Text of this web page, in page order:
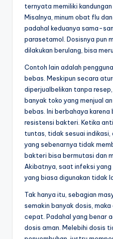
ternyata memiliki
Misalnya, minum obat flu
padahal keduanya sama-
parasetamol. Dosisnya pun
dilakukan berulang, bisa
Contoh lain adalah
bebas. Meskipun secara
diperjualbelikan tanpa
banyak toko yang menjual
bebas. Ini berbahaya karena
resistensi bakteri. Ketika
tuntas, tidak sesuai
yang sebenarnya tidak
bakteri bisa bermutasi dan
Akibatnya, saat infeksi yang
yang biasa digunakan tidak
Tak hanya itu, sebagian
semakin banyak dosis,
cepat. Padahal yang benar
dosis aman. Melebihi dosis